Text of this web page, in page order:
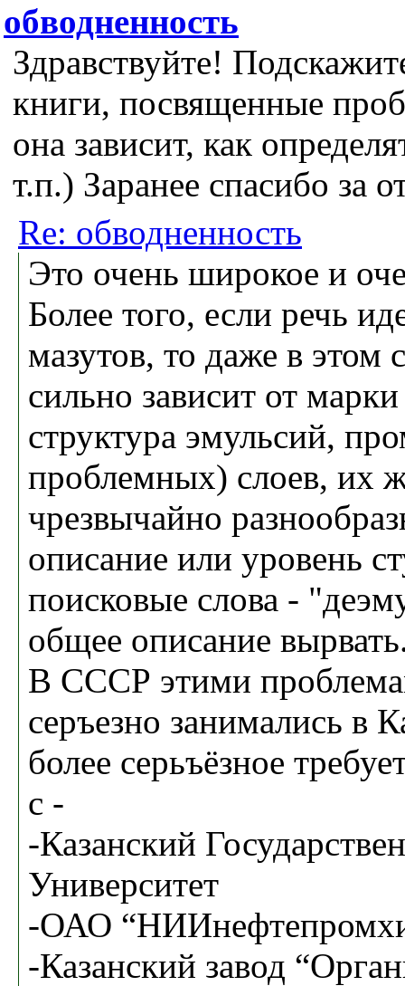
обводненность
Здравствуйте!
книги, посвященные
она зависит, как
т.п.) Заранее спасибо за
Re: обводненность
Это очень широкое и
Более того, если речь
мазутов, то даже в этом
сильно зависит от
структура эмульсий,
проблемных) слоев, их
чрезвычайно
описание или уровень
поисковые слова -
общее описание
В СССР этими
серъезно занимались в
более серьъёзное
с -
-Казанский
Университет
-ОАО
-Казанский завод